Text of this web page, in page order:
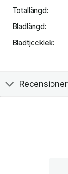
Totallängd:
Bladlängd:
Bladtjocklek:
Recensioner